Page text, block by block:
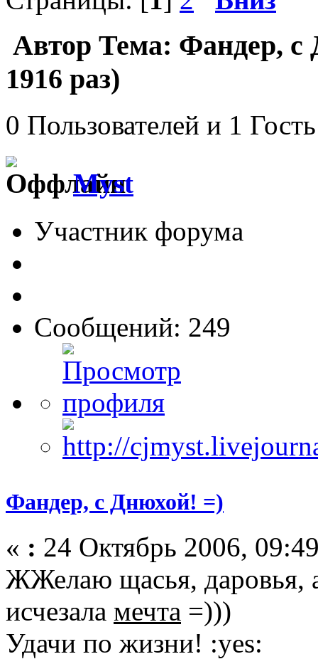
Автор Тема: Фандер,
1916 раз)
0 Пользователей и 1
Myst
Участник форума
Сообщений: 249
Фандер, с Днюхой! =)
« : 24 Октябрь 2006,
ЖЖелаю щасья, даровья,
исчезала мечта =)))
Удачи по жизни! :yes: